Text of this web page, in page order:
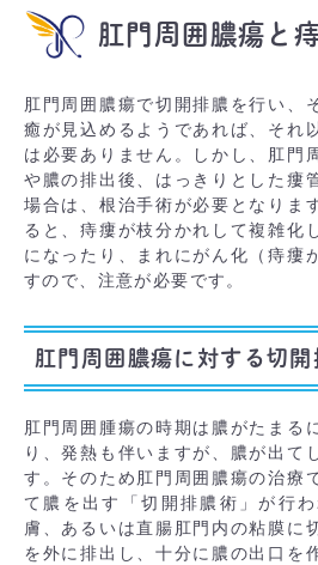
肛門周囲膿瘍と
肛門周囲膿瘍で切開排膿を行い、
癒が見込めるようであれば、それ
は必要ありません。しかし、肛門
や膿の排出後、はっきりとした瘻
場合は、根治手術が必要となりま
ると、痔瘻が枝分かれして複雑化
になったり、まれにがん化（痔瘻
すので、注意が必要です。
肛門周囲膿瘍に対する切開
肛門周囲腫瘍の時期は膿がたまる
り、発熱も伴いますが、膿が出て
す。そのため肛門周囲膿瘍の治療
て膿を出す「切開排膿術」が行
膚、あるいは直腸肛門内の粘膜に
を外に排出し、十分に膿の出口を